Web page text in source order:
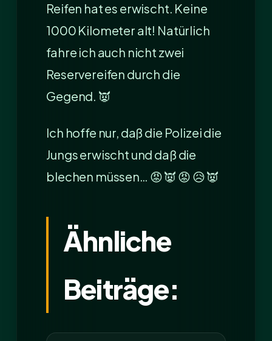
Reifen hat es erwischt. Keine
1000 Kilometer alt! Natürlich
fahre ich auch nicht zwei
Reservereifen durch die
Gegend. 👿
Ich hoffe nur, daß die Polizei die
Jungs erwischt und daß die
blechen müssen… 😡 👿 😡 😥 👿
Ähnliche
Beiträge: